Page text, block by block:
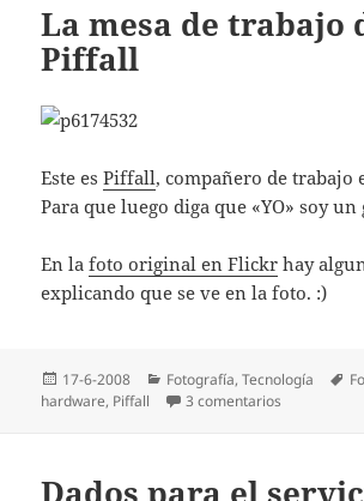
La mesa de trabajo
Piffall
Este esPiffall, compañero de trabajo
Para que luego diga que «YO» soy un
En lafoto original en Flickr hay
explicando que se ve en la foto. :)
Publicado
el
17-6-2008 Categorías
Fotografí­a,Tecnologí­a
hardware, Piffall 3 comentarios
Dados para el